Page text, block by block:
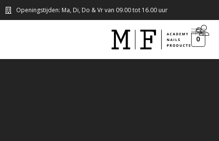
Openingstijden: Ma, Di, Do & Vr van 09.00 tot 16.00 uur
0